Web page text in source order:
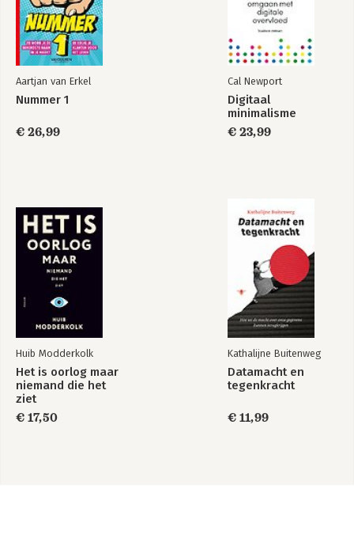
Aartjan van Erkel
Nummer 1
€ 26,99
Cal Newport
Digitaal
minimalisme
€ 23,99
Huib Modderkolk
Het is oorlog maar
niemand die het
ziet
€ 17,50
Kathalijne Buitenweg
Datamacht en
tegenkracht
€ 11,99